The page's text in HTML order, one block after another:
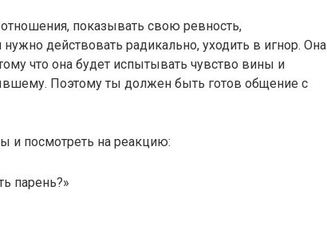
показывать свою ревность,
действовать радикально, уходить в игнор. Она
что она будет испытывать чувство вины и
Поэтому ты должен быть готов общение с
и посмотреть на реакцию:
парень?»